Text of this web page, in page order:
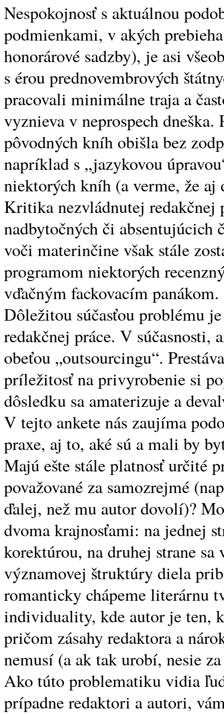
Nespokojnosť s aktuálnou
podmienkami, v akých
honorárové sadzby), je asi
s érou prednovembrových
pracovali minimálne traja a
vyznieva v neprospech
pôvodných kníh obišla bez
napríklad s „jazykovou
niektorých kníh (a verme, že aj
Kritika nezvládnutej redakčnej
nadbytočných či
voči materinčine však stále
programom niektorých
vďačným fackovacím panákom.
Dôležitou súčasťou problému
redakčnej práce. V súčasnosti,
obeťou „outsourcingu“.
príležitosť na privyrobenie si
dôsledku sa amaterizuje a
V tejto ankete nás zaujíma
praxe, aj to, aké sú a mali by
Majú ešte stále platnosť určité
považované za samozrejmé
ďalej, než mu autor dovolí)?
dvoma krajnosťami: na jednej
korektúrou, na druhej strane
významovej štruktúry diela
romanticky chápeme literárnu
individuality, kde autor je ten,
pričom zásahy redaktora a
nemusí (a ak tak urobí, nesie
Ako túto problematiku vidia
prípadne redaktori a autori,